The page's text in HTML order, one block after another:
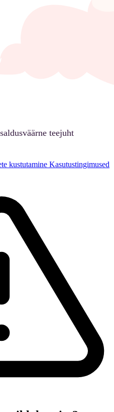
teejuht
kustutamine Kasutustingimused